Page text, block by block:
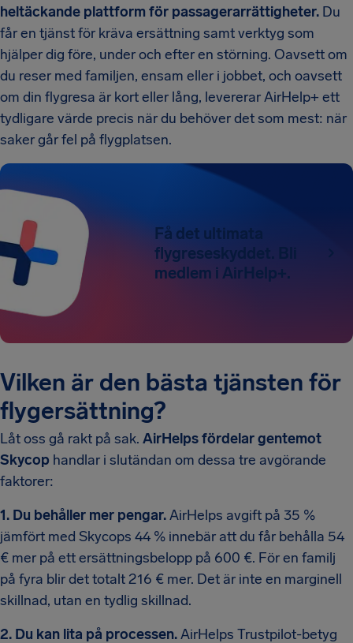
heltäckande plattform för passagerarrättigheter. Du
får en tjänst för kräva ersättning samt verktyg som
hjälper dig före, under och efter en störning. Oavsett om
du reser med familjen, ensam eller i jobbet, och oavsett
om din flygresa är kort eller lång, levererar AirHelp+ ett
tydligare värde precis när du behöver det som mest: när
saker går fel på flygplatsen.
Få det ultimata
flygreseskyddet. Bli
medlem i AirHelp+.
Vilken är den bästa tjänsten för
flygersättning?
Låt oss gå rakt på sak. AirHelps fördelar gentemot
Skycop handlar i slutändan om dessa tre avgörande
faktorer:
1. Du behåller mer pengar.AirHelps avgift på 35 %
jämfört med Skycops 44 % innebär att du får behålla 54
€ mer på ett ersättningsbelopp på 600 €. För en familj
på fyra blir det totalt 216 € mer. Det är inte en marginell
skillnad, utan en tydlig skillnad.
2. Du kan lita på processen.AirHelps Trustpilot-betyg